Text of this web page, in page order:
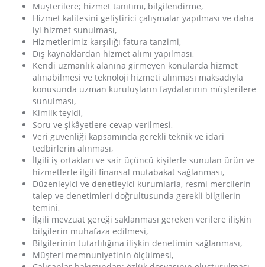
Müşterilere; hizmet tanıtımı, bilgilendirme,
Hizmet kalitesini geliştirici çalışmalar yapılması ve daha
iyi hizmet sunulması,
Hizmetlerimiz karşılığı fatura tanzimi,
Dış kaynaklardan hizmet alımı yapılması,
Kendi uzmanlık alanına girmeyen konularda hizmet
alınabilmesi ve teknoloji hizmeti alınması maksadıyla
konusunda uzman kuruluşların faydalarının müşterilere
sunulması,
Kimlik teyidi,
Soru ve şikâyetlere cevap verilmesi,
Veri güvenliği kapsamında gerekli teknik ve idari
tedbirlerin alınması,
İlgili iş ortakları ve sair üçüncü kişilerle sunulan ürün ve
hizmetlerle ilgili finansal mutabakat sağlanması,
Düzenleyici ve denetleyici kurumlarla, resmi mercilerin
talep ve denetimleri doğrultusunda gerekli bilgilerin
temini,
İlgili mevzuat gereği saklanması gereken verilere ilişkin
bilgilerin muhafaza edilmesi,
Bilgilerinin tutarlılığına ilişkin denetimin sağlanması,
Müşteri memnuniyetinin ölçülmesi,